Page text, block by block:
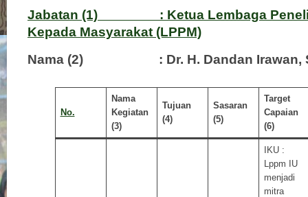
Jabatan (1) : Ketua Lembaga
Kepada Masyarakat (LPPM)
Nama (2) : Dr. H. Dandan Irawan,
No.
Nama
Kegiatan
(3)
Tujuan
(4)
Sasaran
(5)
Target
Capaian
(6)
IKU :
Lppm IU
menjadi
mitra